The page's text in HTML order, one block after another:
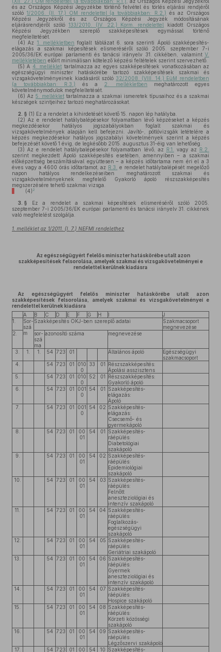
és az Országos Képzési Jegyzékbe történő felvétel és törlés eljárási rendjéről
szóló 1/2006. (II. 17.) OM rendelettel (a továbbiakban: R.2.) és az Országos
Képzési Jegyzékről és az Országos Képzési Jegyzék módosításának
eljárásrendjéről szóló 133/2010. (IV. 22.) Korm. rendelettel
kiadott Országos
Képzési Jegyzékben szereplő szakképesítések egymással történő
megfeleltetését.
(4) Az 1. mellékletben foglalt táblázat 6. sora szerinti Ápoló szakképesítés-
elágazás a szakmai képesítések elismeréséről szóló 2005. szeptember 7-i
2005/36/EK európai parlamenti és tanácsi irányelv 31. cikkében, valamint V.
mellékletében előírt minimálisan kötelező képzési feltételek szerint szervezhető.
(5) A 4. melléklet tartalmazza az egyes szakképesítések vonatkozásában az
egészségügyi miniszter hatáskörébe tartozó szakképesítések szakmai és
vizsgakövetelményeinek kiadásáról szóló 32/2008. (VIII. 14.) EüM rendeletben
(a továbbiakban: R.3.)
és a 2. mellékletben meghatározott egyes
követelménymodulok megfeleltetését.
(6) Az 5. melléklet tartalmazza a szakmai ismeretek típusaihoz és a szakmai
készségek szintjeihez tartozó meghatározásokat.
2. § (1) Ez a rendelet a kihirdetését követő 15. napon lép hatályba.
(2) Az e rendelet hatálybalépésekor folyamatban lévő képzéseket a képzés
megkezdésekor hatályos jogszabályokban foglalt szakmai és
vizsgakövetelmények alapján kell befejezni. Javító-, pótlóvizsgák letételére a
képzés megkezdésekor hatályos jogszabályi követelmények szerint a képzés
befejezését követő 1 évig, de legkésőbb 2015. augusztus 31-éig van lehetőség.
(3) Az e rendelet hatálybalépésekor folyamatban lévő, az R.1. vagy az R.2.
szerint megkezdett Ápoló szakképesítés esetében, amennyiben – a szakmai
előképzettség beszámításával együttesen – a képzés időtartama nem éri el a 3
éves vagy a 4600 órás időtartamot, az R.3.
e rendelet hatálybalépését megelőző
napon hatályos rendelkezéseiben meghatározott szakmai és
vizsgakövetelményeknek megfelelő Gyakorló ápoló részszakképesítés
megszerzésére tehető szakmai vizsga.
(4) 2
3. § Ez a rendelet a szakmai képesítések elismeréséről szóló 2005.
szeptember 7-i 2005/36/EK európai parlamenti és tanácsi irányelv 31. cikkének
való megfelelést szolgálja.
1. melléklet az 1/2011. (I. 7.) NEFMI rendelethez
Az egészségügyért felelős miniszter hatáskörébe utalt azon
szakképesítések felsorolása, amelyek szakmai és vizsgakövetelményei e
rendelettel kerülnek kiadásra
Az egészségügyért felelős miniszter hatáskörébe utalt azon
szakképesítések felsorolása, amelyek szakmai és vizsgakövetelményei e
rendelettel kerülnek kiadásra
A
B C D E F G H I
J
1.
Sor-
szá
m
Szakképesítés OKJ-ben szereplő adatai
Szakmacsoport
megnevezése
2.
sor-
szá
ma
azonosító száma megnevezése
3. 1. 1. 54 723 01 Általános ápoló
Egészségügyi
szakmacsoport
4.
54 723 01
010
0
33 01 Részszakképesítés:
Ápolási asszisztens
5.
54 723 01
010
0
52 01 Részszakképesítés:
Gyakorló ápoló
6.
54 723 01
001
0
54 01 Szakképesítés-
elágazás:
Ápoló
7.
54 723 01
001
0
54 02 Szakképesítés-
elágazás:
Csecsemő- és
gyermekápoló
8.
54 723 01
00
01
54 01 Szakképesítés-
ráépülés:
Diabetológiai
szakápoló
9.
54 723 01
00
01
54 02 Szakképesítés-
ráépülés:
Epidemiológiai
szakápoló
10.
54 723 01
00
01
54 03 Szakképesítés-
ráépülés:
Felnőtt
aneszteziológiai és
intenzív szakápoló
11.
54 723 01
00
01
54 04 Szakképesítés-
ráépülés:
Foglalkozás-
egészségügyi
szakápoló
12.
54 723 01
00
01
54 05 Szakképesítés-
ráépülés:
Geriátriai szakápoló
13.
54 723 01
00
01
54 06 Szakképesítés-
ráépülés:
Gyermek
aneszteziológiai és
intenzív szakápoló
14.
54 723 01
00
01
54 07 Szakképesítés-
ráépülés:
Hospice szakápoló
15.
54 723 01
00
01
54 08 Szakképesítés-
ráépülés:
Körzeti közösségi
szakápoló
16.
54 723 01
00
01
54 09 Szakképesítés-
ráépülés:
Légzőszervi szakápoló
17.
54 723 01
00
54 10 Szakképesítés-